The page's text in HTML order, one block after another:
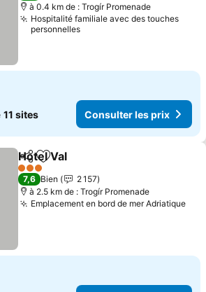
à 0.4 km de : Trogír Promenade
Hospitalité familiale avec des touches
personnelles
11 sites Consulter les prix
PartagerAjouter à mes favoris
Hotel Val
3 Étoiles
7,6 Bien
2 157
à 2.5 km de : Trogír Promenade
Emplacement en bord de mer Adriatique